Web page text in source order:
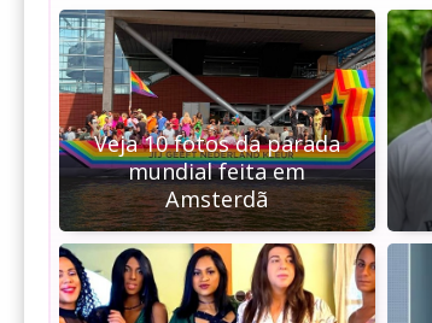
Veja 10 fotos da parada
mundial feita em
Amsterdã